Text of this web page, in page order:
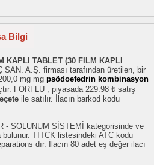
Bilgi
KAPLI TABLET (30 FILM KAPLI
SAN. A.Ş. firması tarafından üretilen, bir
mg mg psödoefedrin kombinasyon
FORFLU , piyasada 229.98 ₺ satış
ile satılır. İlacın barkod kodu
- SOLUNUM SİSTEMİ kategorisinde ve
bulunur. TİTCK listesindeki ATC kodu
dır. İlacın 80 adet eş değer ilacı